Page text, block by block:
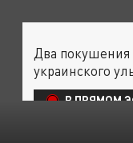
Два покушения
украинского
В ПРЯМОМ